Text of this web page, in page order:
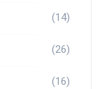
(14)
(26)
(16)